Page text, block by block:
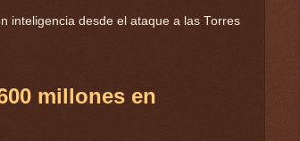
inteligencia desde el ataque a las Torres
millones en